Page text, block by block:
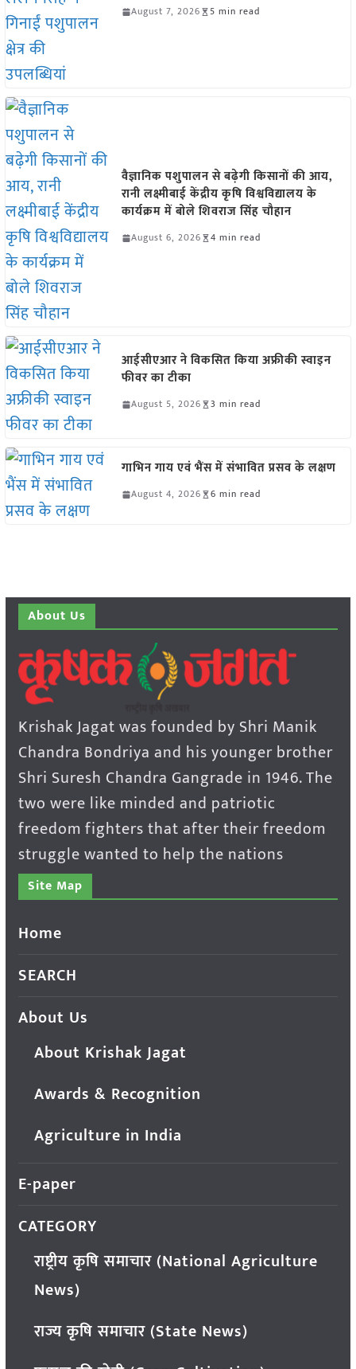
August 7, 2026 5 min read
वैज्ञानिक पशुपालन से बढ़ेगी किसानों की आय,
रानी लक्ष्मीबाई केंद्रीय कृषि विश्वविद्यालय के
कार्यक्रम में बोले शिवराज सिंह चौहान
August 6, 2026 4 min read
आईसीएआर ने विकसित किया अफ्रीकी स्वाइन
फीवर का टीका
August 5, 2026 3 min read
गाभिन गाय एवं भैंस में संभावित प्रसव के लक्षण
August 4, 2026 6 min read
About Us
Krishak Jagat was founded by Shri Manik
Chandra Bondriya and his younger brother
Shri Suresh Chandra Gangrade in 1946. The
two were like minded and patriotic
freedom fighters that after their freedom
struggle wanted to help the nations
Site Map
Home
SEARCH
About Us
About Krishak Jagat
Awards & Recognition
Agriculture in India
E-paper
CATEGORY
राष्ट्रीय कृषि समाचार (National Agriculture
News)
राज्य कृषि समाचार (State News)